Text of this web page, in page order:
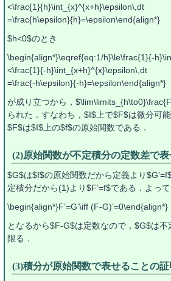
<\frac{1}{h}\int_{x}^{x+h}\epsilon\,dt
=\frac{h\epsilon}{h}=\epsilon\end{align*}
$h<0$のとき
\begin{align*}\eqref{eq:1/h}\le\frac{1}{-
<\frac{1}{-h}\int_{x+h}^{x}\epsilon\,dt
=\frac{-h\epsilon}{-h}=\epsilon\end{align*}
が成り立つから，
られた．すなわち，$I$上で$F$は微分可能
$F$は$I$上の$f$の原始関数である．
(2)原始関数が不定積分の定数差で
$G$は$f$の原始関数だから定義より
定積分だから(1)より$F’=f$である．よって
\begin{align*}F’=G’\iff (F-G)’=0\end{align*}
となるから$F-G$は定数なので，$G$は
限る．
(3)積分が原始関数で表せることの証